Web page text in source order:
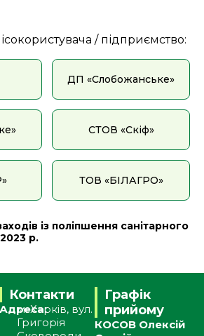
/ підприємство:
ДП «Слобожанське»
СТОВ «Скіф»
ТОВ «БІЛАГРО»
із поліпшення санітарного
2023 р.
Контакти
Адреса:
м. Харків, вул.
Григорія
Графік
прийому
КОСОВ Олексій